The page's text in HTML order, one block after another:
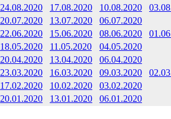
24.08.2020 17.08.2020 10.08.2020
20.07.2020 13.07.2020
06.07.2020
22.06.2020 15.06.2020 08.06.2020
18.05.2020 11.05.2020
04.05.2020
20.04.2020 13.04.2020
06.04.2020
23.03.2020 16.03.2020 09.03.2020
17.02.2020 10.02.2020
03.02.2020
20.01.2020 13.01.2020 06.01.2020